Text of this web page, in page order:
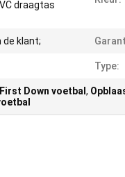
draagtas
de klant;
Type:
Down voetbal ,